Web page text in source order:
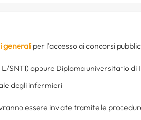
generali per l’accesso ai concorsi
SNT1) oppure Diploma universitario di
degli infermieri
essere inviate tramite le